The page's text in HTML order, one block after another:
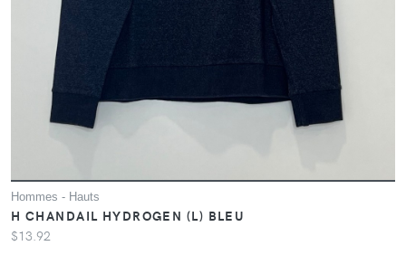
Hommes - Hauts
H CHANDAIL HYDROGEN (L) BLEU
$13.92